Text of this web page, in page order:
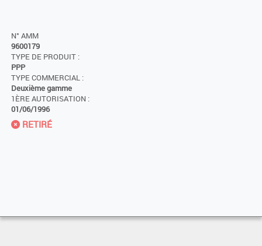
N° AMM
9600179
TYPE DE PRODUIT :
PPP
TYPE COMMERCIAL :
Deuxième gamme
1ÈRE AUTORISATION :
01/06/1996
RETIRÉ